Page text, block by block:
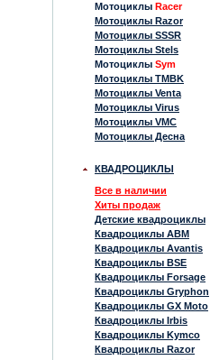
Мотоциклы Racer
Мотоциклы Razor
Мотоциклы SSSR
Мотоциклы Stels
Мотоциклы Sym
Мотоциклы TMBK
Мотоциклы Venta
Мотоциклы Virus
Мотоциклы VMC
Мотоциклы Десна
КВАДРОЦИКЛЫ
Все в наличии
Хиты продаж
Детские квадроциклы
Квадроциклы ABM
Квадроциклы Avantis
Квадроциклы BSE
Квадроциклы Forsage
Квадроциклы Gryphon
Квадроциклы GX Moto
Квадроциклы Irbis
Квадроциклы Kymco
Квадроциклы Razor